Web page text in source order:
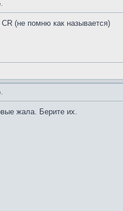
(не помню как называется)
жала. Берите их.